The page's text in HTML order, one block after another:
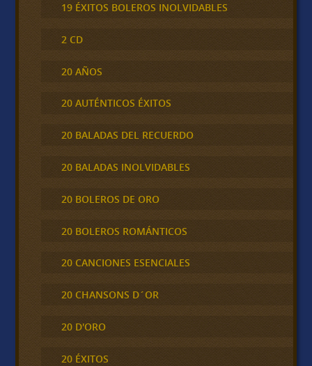
19 ÉXITOS BOLEROS INOLVIDABLES
2 CD
20 AÑOS
20 AUTÉNTICOS ÉXITOS
20 BALADAS DEL RECUERDO
20 BALADAS INOLVIDABLES
20 BOLEROS DE ORO
20 BOLEROS ROMÁNTICOS
20 CANCIONES ESENCIALES
20 CHANSONS D´OR
20 D'ORO
20 ÉXITOS